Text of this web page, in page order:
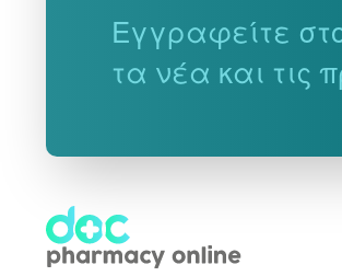
Εγγραφείτε
τα νέα και τις